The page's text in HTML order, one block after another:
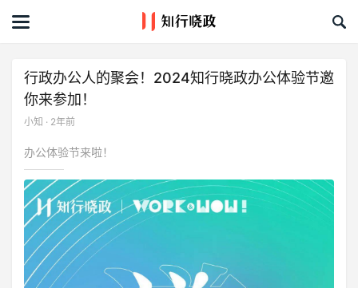
首页
课程&活动
资料库
服务商
礼品创意库
关于我们
行政办公人的聚会！2024知行晓政办公体验节邀
你来参加！
小知 · 2年前
办公体验节来啦！